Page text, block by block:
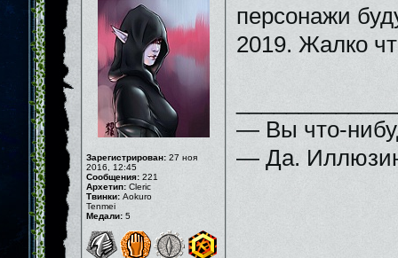
Зарегистрирован: 27 ноя
2016, 12:45
Сообщения: 221
Архетип: Cleric
Твинки: Aokuro
Tenmei
Медали: 5
персонажи
2019. Жалко
— Вы что-
— Да.